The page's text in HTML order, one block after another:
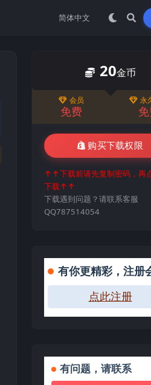
20金币
会员
免费
永
购买下载权限
↑↑下载前请先复制密码，再
下载↑↑
下载遇到问题？请联系客服
QQ787514054
有你更精彩，注册
点此注册
有问题，请联系